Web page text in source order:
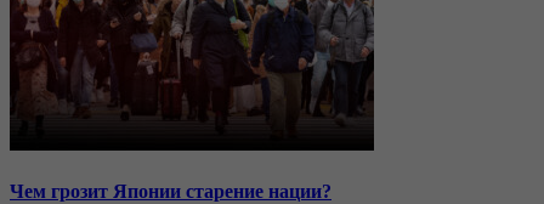
Чем грозит Японии старение нации?